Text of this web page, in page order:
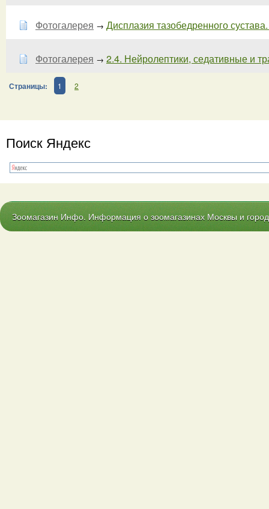
Фотогалерея → Дисплазия тазобедренного
Фотогалерея → 2.4. Нейролептики, седативные и
Страницы: 1 2
Поиск Яндекс
Зоомагазин Инфо. Информация о зоомагазинах Москвы и